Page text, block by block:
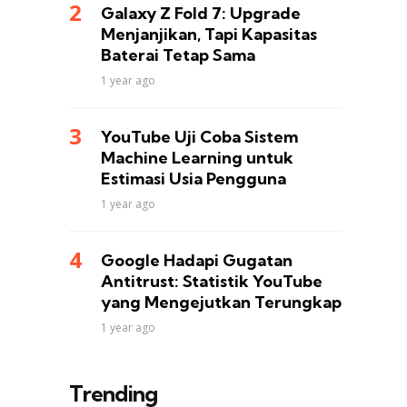
Galaxy Z Fold 7: Upgrade
Menjanjikan, Tapi Kapasitas
Baterai Tetap Sama
1 year ago
YouTube Uji Coba Sistem
Machine Learning untuk
Estimasi Usia Pengguna
1 year ago
Google Hadapi Gugatan
Antitrust: Statistik YouTube
yang Mengejutkan Terungkap
1 year ago
Trending